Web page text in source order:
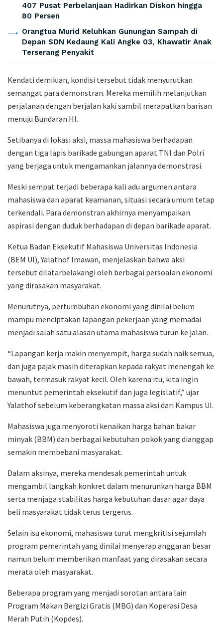
407 Pusat Perbelanjaan Hadirkan Diskon hingga
80 Persen
Orangtua Murid Keluhkan Gunungan Sampah di
Depan SDN Kedaung Kali Angke 03, Khawatir Anak
Terserang Penyakit
Kendati demikian, kondisi tersebut tidak menyurutkan
semangat para demonstran. Mereka memilih melanjutkan
perjalanan dengan berjalan kaki sambil merapatkan barisan
menuju Bundaran HI.
Setibanya di lokasi aksi, massa mahasiswa berhadapan
dengan tiga lapis barikade gabungan aparat TNI dan Polri
yang berjaga untuk mengamankan jalannya demonstrasi.
Meski sempat terjadi beberapa kali adu argumen antara
mahasiswa dan aparat keamanan, situasi secara umum tetap
terkendali. Para demonstran akhirnya menyampaikan
aspirasi dengan duduk berhadapan di depan barikade aparat.
Ketua Badan Eksekutif Mahasiswa Universitas Indonesia
(BEM UI), Yalathof Imawan, menjelaskan bahwa aksi
tersebut dilatarbelakangi oleh berbagai persoalan ekonomi
yang dirasakan masyarakat.
Menurutnya, pertumbuhan ekonomi yang dinilai belum
mampu menciptakan lapangan pekerjaan yang memadai
menjadi salah satu alasan utama mahasiswa turun ke jalan.
“Lapangan kerja makin menyempit, harga sudah naik semua,
dan juga pajak masih diterapkan kepada rakyat menengah ke
bawah, termasuk rakyat kecil. Oleh karena itu, kita ingin
menuntut pemerintah eksekutif dan juga legislatif,” ujar
Yalathof sebelum keberangkatan massa aksi dari Kampus UI.
Mahasiswa juga menyoroti kenaikan harga bahan bakar
minyak (BBM) dan berbagai kebutuhan pokok yang dianggap
semakin membebani masyarakat.
Dalam aksinya, mereka mendesak pemerintah untuk
mengambil langkah konkret dalam menurunkan harga BBM
serta menjaga stabilitas harga kebutuhan dasar agar daya
beli masyarakat tidak terus tergerus.
Selain isu ekonomi, mahasiswa turut mengkritisi sejumlah
program pemerintah yang dinilai menyerap anggaran besar
namun belum memberikan manfaat yang dirasakan secara
merata oleh masyarakat.
Beberapa program yang menjadi sorotan antara lain
Program Makan Bergizi Gratis (MBG) dan Koperasi Desa
Merah Putih (Kopdes).